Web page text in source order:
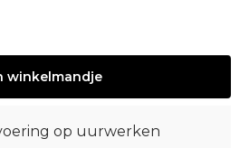
verlengd tot 5 jaar. Dit
seventies vormgeving. Dit
van de Verbier Cross
winkelmandje
op uurwerken